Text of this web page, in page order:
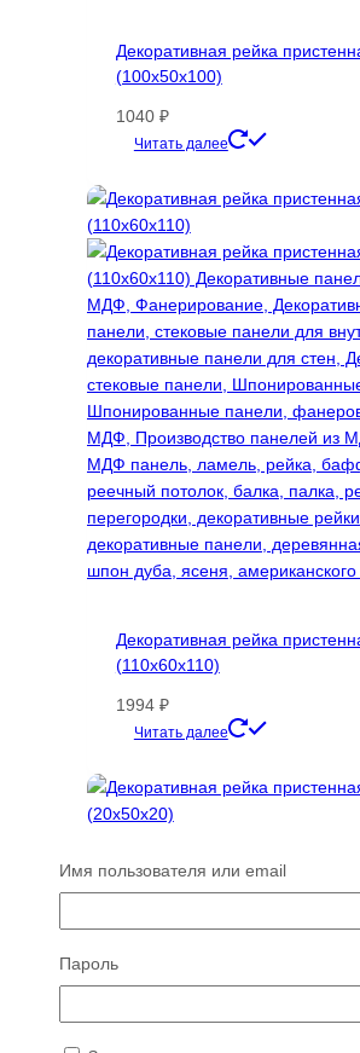
Декоративная рейка
(100х50х100)
1040 ₽
Читать далее
имеет
Опции
можно
выбрать
на
странице
товара.
Декоративная рейка
(110х60х110)
1994 ₽
Читать далее
имеет
Опции
можно
Имя пользователя или email
Пароль